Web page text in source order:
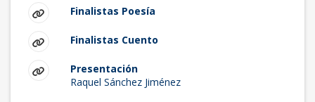
Finalistas Poesía
Finalistas Cuento
Presentación
Raquel Sánchez Jiménez